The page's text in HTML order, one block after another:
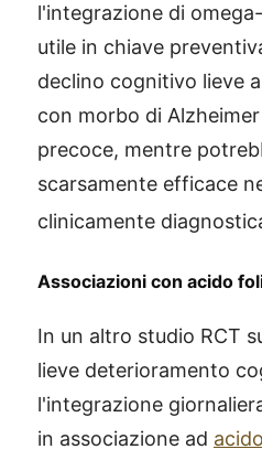
l'integrazione di
utile in chiave
declino cognitivo lieve
con morbo di
precoce, mentre
scarsamente efficace
clinicamente
Associazioni con acido
In un altro studio RCT
lieve deterioramento
l'integrazione
in associazione ad